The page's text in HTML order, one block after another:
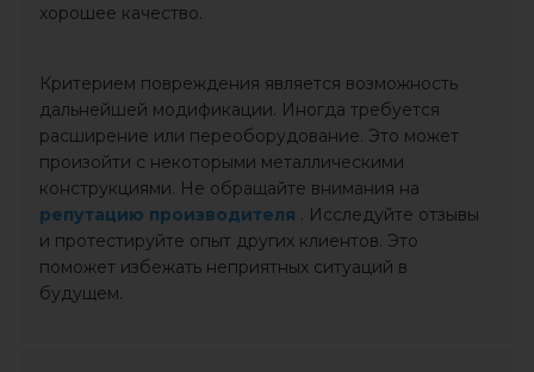
хорошее качество.
Критерием повреждения является возможность
дальнейшей модификации. Иногда требуется
расширение или переоборудование. Это может
произойти с некоторыми металлическими
конструкциями. Не обращайте внимания на
репутацию производителя . Исследуйте отзывы
и протестируйте опыт других клиентов. Это
поможет избежать неприятных ситуаций в
будущем.